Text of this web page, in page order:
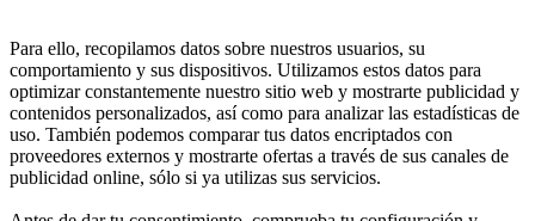
Para ello, recopilamos datos sobre nuestros usuarios, su
comportamiento y sus dispositivos. Utilizamos estos datos para
optimizar constantemente nuestro sitio web y mostrarte publicidad y
contenidos personalizados, así como para analizar las estadísticas de
uso. También podemos comparar tus datos encriptados con
proveedores externos y mostrarte ofertas a través de sus canales de
publicidad online, sólo si ya utilizas sus servicios.